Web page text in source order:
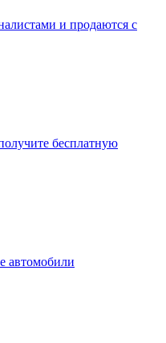
и продаются с
бесплатную
автомобили